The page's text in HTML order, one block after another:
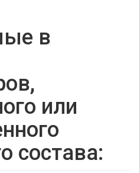
в
или
состава: